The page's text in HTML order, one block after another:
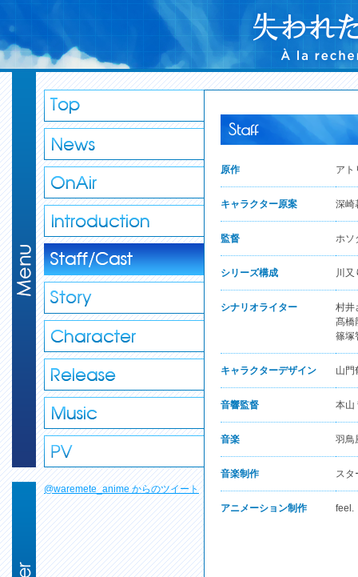
@waremete_anime からのツイート
Staff
原作 アト
キャラクター原案 深崎
監督 ホソ
シリーズ構成 川又
シナリオライター
村井
髙橋
篠塚
キャラクターデザイン 山門
音響監督 本山
音楽 羽鳥
音楽制作 スタ
アニメーション制作 feel.